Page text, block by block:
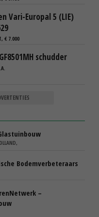
Vari-Europal 5 (LIE)
€ 7.000
schudder
Bodemverbeteraars
–